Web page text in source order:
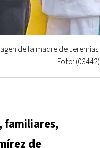
de la madre de Jeremías.
Foto: (03442)
familiares,
de